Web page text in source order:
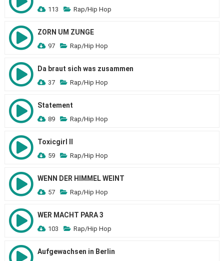
113 Rap/Hip Hop
ZORN UM ZUNGE
97 Rap/Hip Hop
Da braut sich was zusammen
37 Rap/Hip Hop
Statement
89 Rap/Hip Hop
Toxicgirl II
59 Rap/Hip Hop
WENN DER HIMMEL WEINT
57 Rap/Hip Hop
WER MACHT PARA 3
103 Rap/Hip Hop
Aufgewachsen in Berlin